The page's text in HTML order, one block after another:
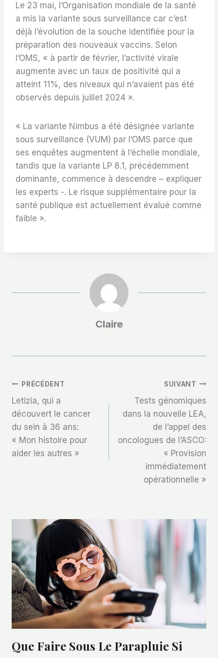
Le 23 mai, l’Organisation mondiale de la santé
a mis la variante sous surveillance car c’est
déjà l’évolution de la souche identifiée pour la
préparation des nouveaux vaccins. Selon
l’OMS, « à partir de février, l’activité virale
augmente avec un taux de positivité qui a
atteint 11%, des niveaux qui n’avaient pas été
observés depuis juillet 2024 ».
« La variante Nimbus a été désignée variante
sous surveillance (VUM) par l’OMS parce que
ses enquêtes augmentent à l’échelle mondiale,
tandis que la variante LP 8.1, précédemment
dominante, commence à descendre – expliquer
les experts -. Le risque supplémentaire pour la
santé publique est actuellement évalué comme
faible ».
Claire
Navigation
De
L’article
PRÉCÉDENT
Letizia, qui a
découvert le cancer
du sein à 36 ans:
« Mon histoire pour
aider les autres »
SUIVANT
Tests génomiques
dans la nouvelle LEA,
de l’appel des
oncologues de l’ASCO:
« Provision
immédiatement
opérationnelle »
Que Faire Sous Le Parapluie Si